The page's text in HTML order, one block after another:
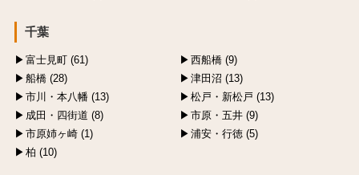
千葉
富士見町 (61)
西船橋 (9)
船橋 (28)
津田沼 (13)
市川・本八幡 (13)
松戸・新松戸 (13)
成田・四街道 (8)
市原・五井 (9)
市原姉ヶ崎 (1)
浦安・行徳 (5)
柏 (10)